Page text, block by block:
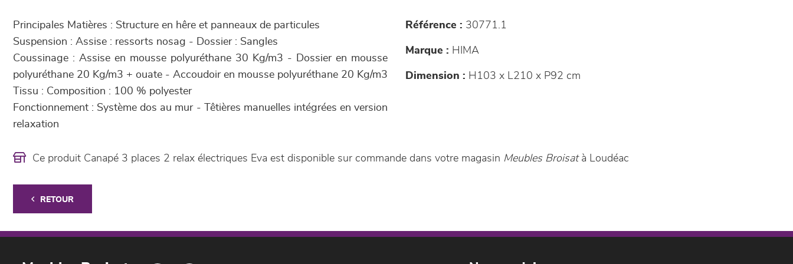
Principales Matières : Structure en hêre et panneaux de particules
Suspension : Assise : ressorts nosag - Dossier : Sangles
Coussinage : Assise en mousse polyuréthane 30 Kg/m3 - Dossier en mousse
polyuréthane 20 Kg/m3 + ouate - Accoudoir en mousse polyuréthane 20 Kg/m3
Tissu : Composition : 100 % polyester
Fonctionnement : Système dos au mur - Têtières manuelles intégrées en version
relaxation
Référence : 30771.1
Marque : HIMA
Dimension : H103 x L210 x P92 cm
Ce produit Canapé 3 places 2 relax électriques Eva est disponible sur commande dans votre magasin Meubles Broisatà Loudéac
RETOUR